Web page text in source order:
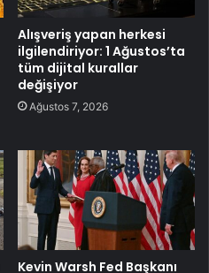
Alışveriş yapan herkesi
ilgilendiriyor: 1 Ağustos’ta
tüm dijital kurallar
değişiyor
Ağustos 7, 2026
Kevin Warsh Fed Başkanı